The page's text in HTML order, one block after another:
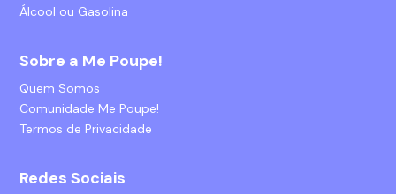
Álcool ou Gasolina
Sobre a Me Poupe!
Quem Somos
Comunidade Me Poupe!
Termos de Privacidade
Redes Sociais